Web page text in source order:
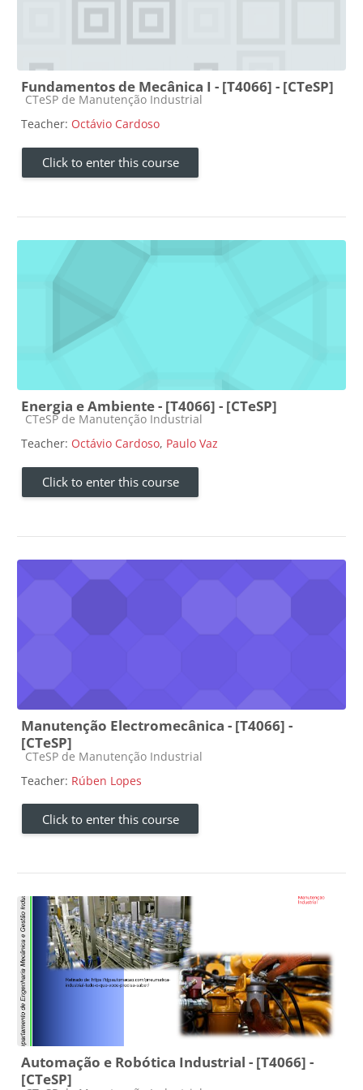
Fundamentos de Mecânica I - [T4066] - [CTeSP]
Course category
CTeSP de Manutenção Industrial
Teacher: Octávio Cardoso
Click to enter this course
Energia e Ambiente - [T4066] - [CTeSP]
Course category
CTeSP de Manutenção Industrial
Teacher: Octávio Cardoso, Paulo Vaz
Click to enter this course
Manutenção Electromecânica - [T4066] -
[CTeSP]
Course category
CTeSP de Manutenção Industrial
Teacher: Rúben Lopes
Click to enter this course
Automação e Robótica Industrial - [T4066] -
[CTeSP]